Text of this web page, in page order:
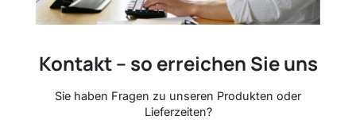
Kontakt – so erreichen Sie uns
Sie haben Fragen zu unseren Produkten oder
Lieferzeiten?